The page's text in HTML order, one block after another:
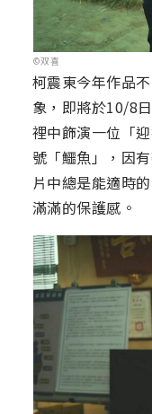
©双喜
柯震東今年作品
象，即將於10/8
裡中飾演一位「
號「鱷魚」，因
片中總是能適時
滿滿的保護感。